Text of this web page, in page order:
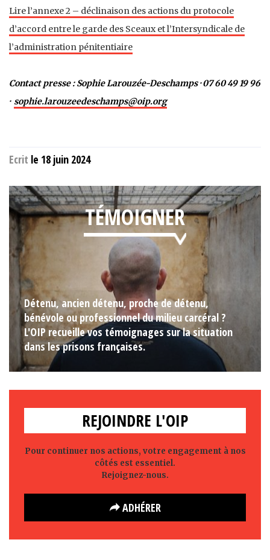
Lire l’annexe 2 – déclinaison des actions du protocole
d’accord entre le garde des Sceaux et l’Intersyndicale de
l’administration pénitentiaire
Contact presse : Sophie Larouzée-Deschamps· 07 60 49 19 96
· sophie.larouzeedeschamps@oip.org
Ecrit le 18 juin 2024
TÉMOIGNER
Détenu, ancien détenu, proche de détenu,
bénévole ou professionnel du milieu carcéral ?
L'OIP recueille vos témoignages sur la situation
dans les prisons françaises.
REJOINDRE L'OIP
Pour continuer nos actions, votre engagement à nos
côtés est essentiel.
Rejoignez-nous.
ADHÉRER